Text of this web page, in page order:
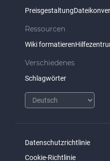
Preisgestaltung
Ressourcen
Wiki formatieren
Verschiedenes
Schlagwörter
Datenschutzrichtlinie
Cookie-Richtlinie